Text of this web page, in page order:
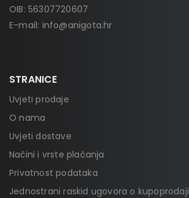
OIB: 56307720607
E-mail: info@anigota.hr
STRANICE
Uvjeti prodaje
O nama
Uvjeti dostave
Načini i vrste plaćanja
Privatnost podataka
Jednostrani raskid ugovora o kupoprodaji